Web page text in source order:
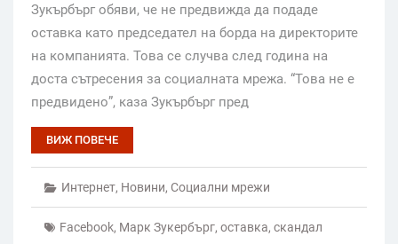
Зукърбърг обяви, че не предвижда да подаде
оставка като председател на борда на директорите
на компанията. Това се случва след година на
доста сътресения за социалната мрежа. “Това не е
предвидено”, каза Зукърбърг пред
ВИЖ ПОВЕЧЕ
Интернет, Новини, Социални мрежи
Facebook, Марк Зукербърг, оставка, скандал